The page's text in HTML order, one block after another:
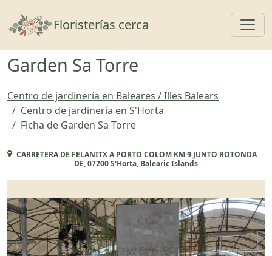
Floristerías cerca
Garden Sa Torre
Centro de jardinería en Baleares / Illes Balears
Centro de jardinería en S'Horta
Ficha de Garden Sa Torre
CARRETERA DE FELANITX A PORTO COLOM KM 9 JUNTO ROTONDA
DE, 07200 S'Horta, Balearic Islands